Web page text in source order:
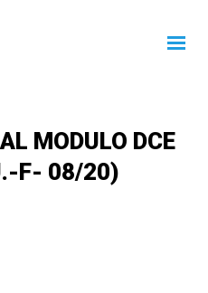
MODULO DCE
F- 08/20)